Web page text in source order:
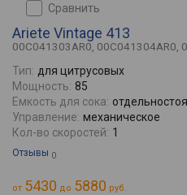
сравнить
Ariete Vintage 413
00C041303AR0, 00C041304AR0,
Тип: для цитрусовых
Мощность: 85
Емкость для сока:
Управление: механическое
Кол-во скоростей: 1
Отзывы 0
от 5430 до 5880 руб.